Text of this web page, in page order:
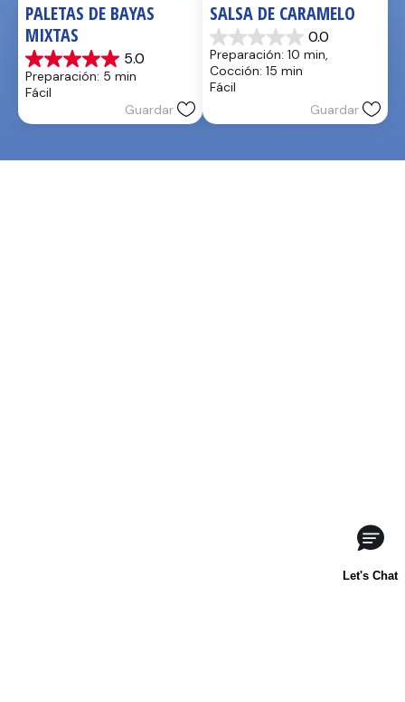
PALETAS DE BAYAS
MIXTAS
5.0
5.0
de
5
Preparación: 5 min
Fácil
Guardar
SALSA DE CARAMELO
0.0
0.0
de
5
estrellas.
Preparación: 10 min,
Cocción: 15 min
Fácil
Guardar